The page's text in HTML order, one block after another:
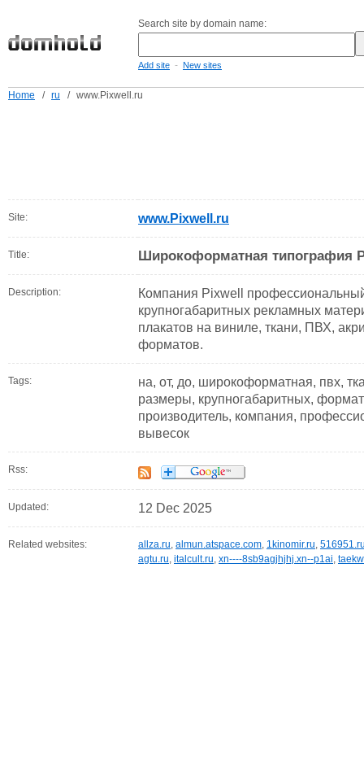
Search site by domain name:
Add site - New sites
Home / ru / www.Pixwell.ru
Site: www.Pixwell.ru
Title: Широкоформатная типография
Description:
Компания Pixwell
крупногабаритных рекламных
плакатов на виниле, ткани, ПВХ,
форматов.
Tags:
на, от, до, широкоформатная, пвх,
размеры, крупногабаритных,
производитель, компания,
вывесок
Rss:
Updated: 12 Dec 2025
Related websites: allza.ru, almun.atspace.com, 1kinomir.ru,
agtu.ru, italcult.ru, xn----8sb9agjhjhj.xn--p1ai,